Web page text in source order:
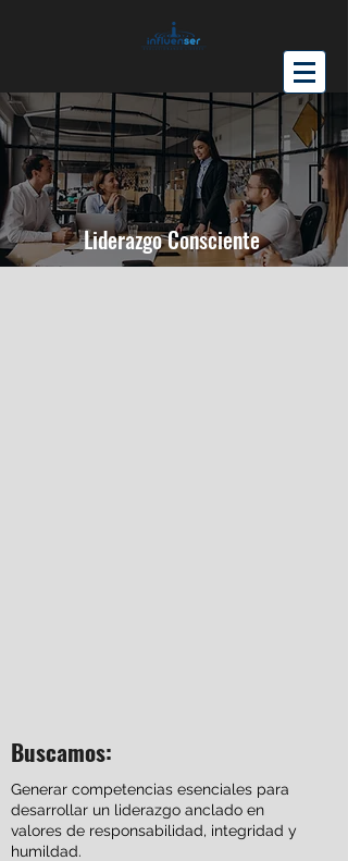
Liderazgo Consciente
Buscamos:
Generar competencias esenciales para
desarrollar un liderazgo anclado en
valores de responsabilidad, integridad y
humildad.